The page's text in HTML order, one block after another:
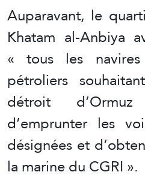
Auparavant, le
Khatam al-Anbiya
« tous les
pétroliers
détroit
d’emprunter les
désignées et
la marine du CGRI ».